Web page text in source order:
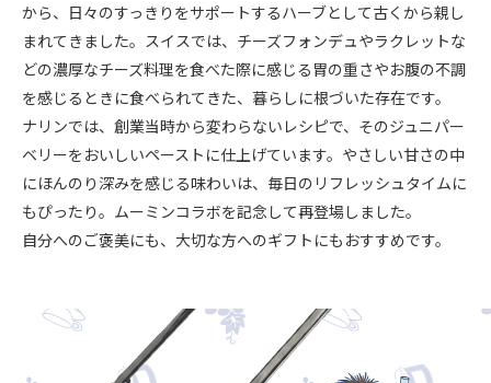
から、日々のすっきりをサポートするハーブとして古くから親し
まれてきました。スイスでは、チーズフォンデュやラクレットな
どの濃厚なチーズ料理を食べた際に感じる胃の重さやお腹の不調
を感じるときに食べられてきた、暮らしに根づいた存在です。
ナリンでは、創業当時から変わらないレシピで、そのジュニパー
ベリーをおいしいペーストに仕上げています。やさしい甘さの中
にほんのり深みを感じる味わいは、毎日のリフレッシュタイムに
もぴったり。ムーミンコラボを記念して再登場しました。
自分へのご褒美にも、大切な方へのギフトにもおすすめです。